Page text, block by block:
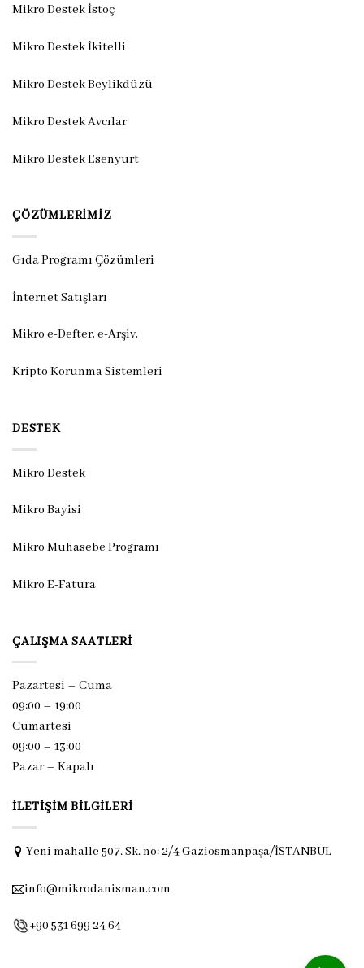
Mikro Destek İstoç
Mikro Destek İkitelli
Mikro Destek Beylikdüzü
Mikro Destek Avcılar
Mikro Destek Esenyurt
ÇÖZÜMLERIMIZ
Gıda Programı Çözümleri
İnternet Satışları
Mikro e-Defter, e-Arşiv,
Kripto Korunma Sistemleri
DESTEK
Mikro Destek
Mikro Bayisi
Mikro Muhasebe Programı
Mikro E-Fatura
ÇALIŞMA SAATLERI
Pazartesi – Cuma
09:00 – 19:00
Cumartesi
09:00 – 13:00
Pazar – Kapalı
İLETIŞIM BILGILERI
Yeni mahalle 507. Sk. no: 2/4 Gaziosmanpaşa/İSTANBUL
info@mikrodanisman.com
+90 531 699 24 64